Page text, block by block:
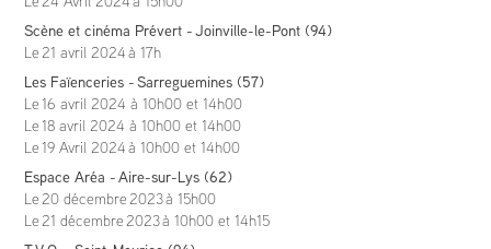
Scène et cinéma Prévert - Joinville-le-Pont (94)
Le 21 avril 2024 à 17h
Les Faïenceries - Sarreguemines (57)
Le 16 avril 2024 à 10h00 et 14h00
Le 18 avril 2024 à 10h00 et 14h00
Le 19 Avril 2024 à 10h00 et 14h00
Espace Aréa - Aire-sur-Lys (62)
Le 20 décembre 2023 à 15h00
Le 21 décembre 2023 à 10h00 et 14h15